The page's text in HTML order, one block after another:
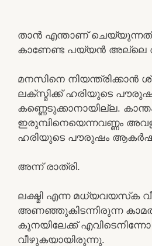
താൻ എന്താണ്
കാണേണ്ട പയ്യൻ
മനസിനെ നിയന്ത്രിക്കാൻ
ലക്സ്മിക്ക് ഹരിയുടെ
കണ്ണെടുക്കാനായില്ല.
ഇരുമ്പിനെയെന്നവണ്ണം
ഹരിയുടെ പൗരുഷം
അന്ന് രാത്രി.
ലക്ഷ്മി എന്ന മധ്യവയസ്‌ക
അണഞ്ഞുകിടന്നിരുന്ന
കൂനയിലേക്ക്‌ എവിടെനിന്നോ
വീഴുകയായിരുന്നു.